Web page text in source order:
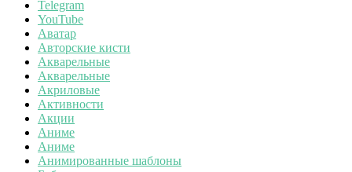
Telegram
YouTube
Аватар
Авторские кисти
Акварельные
Акварельные
Акриловые
Активности
Акции
Аниме
Аниме
Анимированные шаблоны